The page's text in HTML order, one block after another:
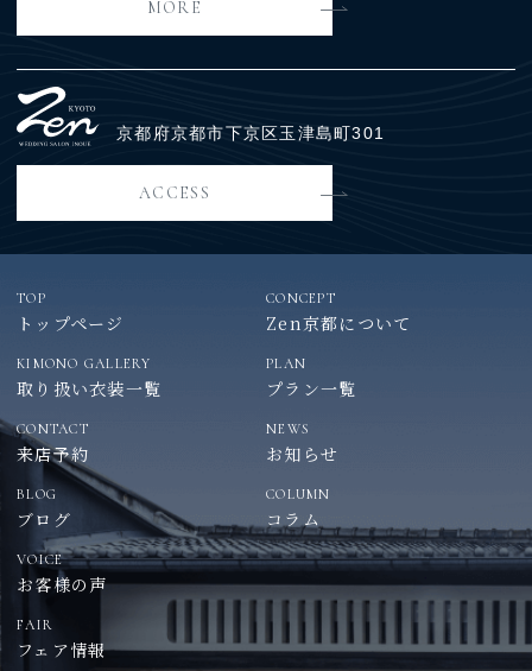
MORE
京都府京都市下京区玉津島町301
ACCESS
TOP
トップページ
CONCEPT
Zen京都について
KIMONO GALLERY
取り扱い衣装一覧
PLAN
プラン一覧
CONTACT
来店予約
NEWS
お知らせ
BLOG
ブログ
COLUMN
コラム
VOICE
お客様の声
FAIR
フェア情報